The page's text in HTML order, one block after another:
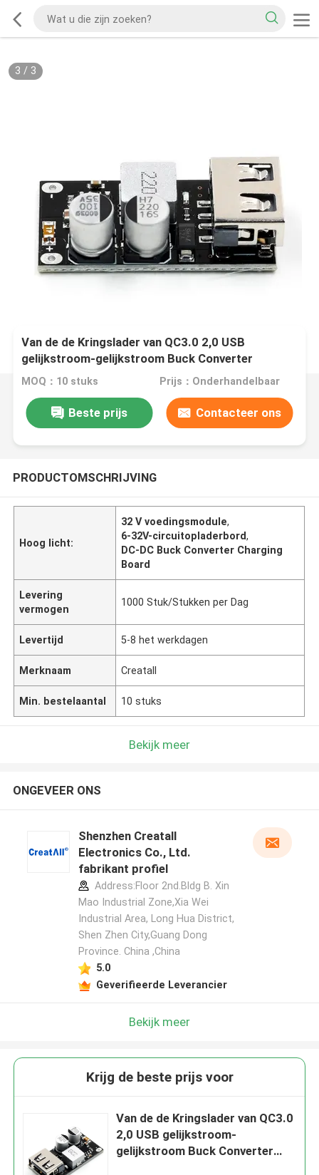
Laat een bericht achter
3 / 3
Van de de Kringslader van QC3.0 2,0 USB
gelijkstroom-gelijkstroom Buck Converter
Charging 6-32V de Module van de de
MOQ：10 stuks Prijs：Onderhandelbaar
Beste prijs Contacteer ons
PRODUCTOMSCHRIJVING
Hoog licht:
32 V voedingsmodule,
6-32V-circuitopladerbord,
DC-DC Buck Converter Charging
Board
Levering
vermogen
1000 Stuk/Stukken per Dag
Levertijd 5-8 het werkdagen
Merknaam Creatall
Min. bestelaantal 10 stuks
Bekijk meer
ONGEVEER ONS
Shenzhen Creatall
Electronics Co., Ltd.
fabrikant profiel
Address:Floor 2nd.Bldg B. Xin
Mao Industrial Zone,Xia Wei
Industrial Area, Long Hua District,
Shen Zhen City,Guang Dong
Province. China ,China
5.0
Geverifieerde Leverancier
Bekijk meer
Krijg de beste prijs voor
Van de de Kringslader van QC3.0
2,0 USB gelijkstroom-
gelijkstroom Buck Converter